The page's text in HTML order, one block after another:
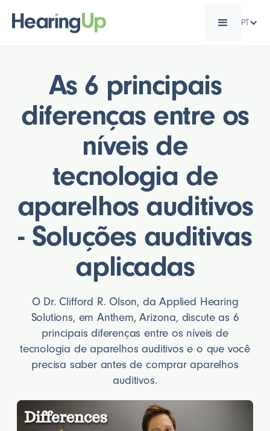
PT
As 6 principais
diferenças entre os
níveis de
tecnologia de
aparelhos auditivos
- Soluções auditivas
aplicadas
O Dr. Clifford R. Olson, da Applied Hearing
Solutions, em Anthem, Arizona, discute as 6
principais diferenças entre os níveis de
tecnologia de aparelhos auditivos e o que você
precisa saber antes de comprar aparelhos
auditivos.